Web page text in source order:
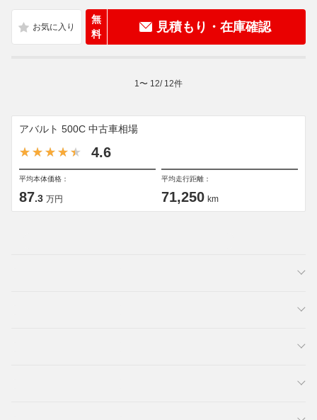
無
料
見積もり・在庫確認
1 〜 12/ 12件
アバルト 500C 中古車相場
4.6
平均本体価格：
87.3 万円
平均走行距離：
71,250 km